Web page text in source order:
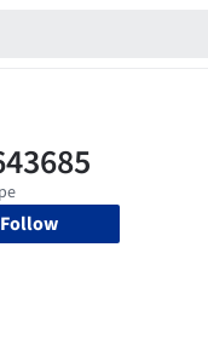
Follow